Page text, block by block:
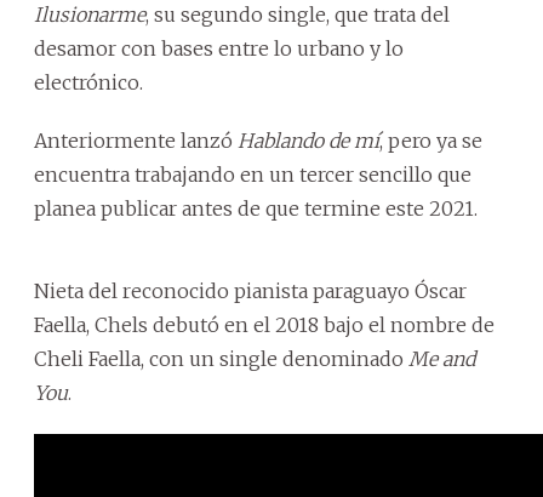
Ilusionarme, su segundo single, que trata del
desamor con bases entre lo urbano y lo
electrónico.
Anteriormente lanzó Hablando de mí, pero ya se
encuentra trabajando en un tercer sencillo que
planea publicar antes de que termine este 2021.
Nieta del reconocido pianista paraguayo Óscar
Faella, Chels debutó en el 2018 bajo el nombre de
Cheli Faella, con un single denominado Me and
You.